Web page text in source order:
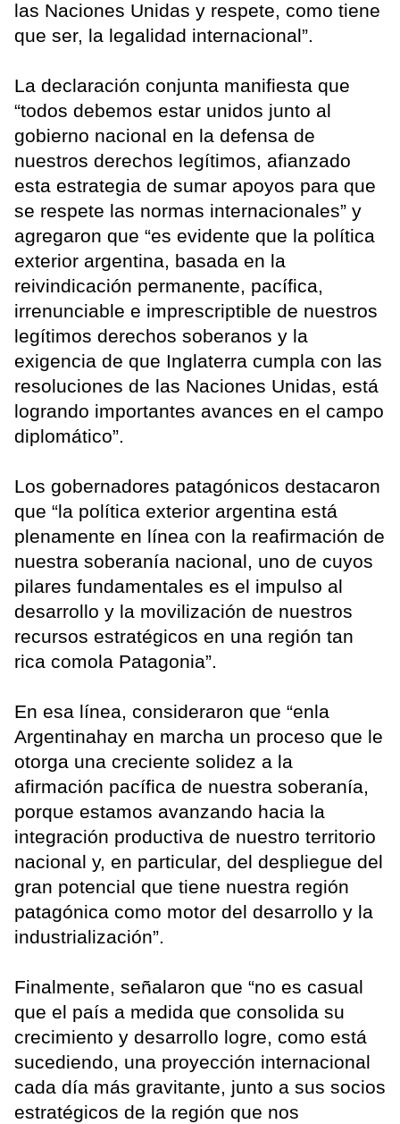
las Naciones Unidas y respete, como tiene
que ser, la legalidad internacional”.
La declaración conjunta manifiesta que
“todos debemos estar unidos junto al
gobierno nacional en la defensa de
nuestros derechos legítimos, afianzado
esta estrategia de sumar apoyos para que
se respete las normas internacionales” y
agregaron que “es evidente que la política
exterior argentina, basada en la
reivindicación permanente, pacífica,
irrenunciable e imprescriptible de nuestros
legítimos derechos soberanos y la
exigencia de que Inglaterra cumpla con las
resoluciones de las Naciones Unidas, está
logrando importantes avances en el campo
diplomático”.
Los gobernadores patagónicos destacaron
que “la política exterior argentina está
plenamente en línea con la reafirmación de
nuestra soberanía nacional, uno de cuyos
pilares fundamentales es el impulso al
desarrollo y la movilización de nuestros
recursos estratégicos en una región tan
rica comola Patagonia”.
En esa línea, consideraron que “enla
Argentinahay en marcha un proceso que le
otorga una creciente solidez a la
afirmación pacífica de nuestra soberanía,
porque estamos avanzando hacia la
integración productiva de nuestro territorio
nacional y, en particular, del despliegue del
gran potencial que tiene nuestra región
patagónica como motor del desarrollo y la
industrialización”.
Finalmente, señalaron que “no es casual
que el país a medida que consolida su
crecimiento y desarrollo logre, como está
sucediendo, una proyección internacional
cada día más gravitante, junto a sus socios
estratégicos de la región que nos